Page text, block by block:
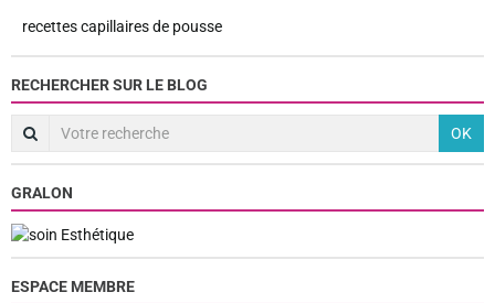
recettes capillaires de pousse
RECHERCHER SUR LE BLOG
OK
GRALON
ESPACE MEMBRE